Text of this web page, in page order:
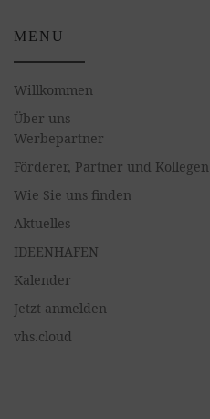
MENU
Willkommen
Über uns
Werbepartner
Förderer, Partner und Kollegen
Wie Sie uns finden
Aktuelles
IDEENHAFEN
Kalender
Jetzt anmelden
vhs.cloud